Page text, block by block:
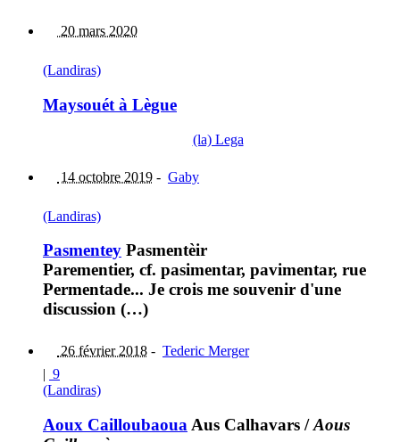
20 mars 2020
(Landiras)
Maysouét à Lègue
(la) Lega
14 octobre 2019 - Gaby
(Landiras)
Pasmentey Pasmentèir
Parementier, cf. pasimentar, pavimentar, rue
Permentade... Je crois me souvenir d'une
discussion (…)
26 février 2018 - Tederic Merger
| 9
(Landiras)
Aoux Cailloubaoua Aus Calhavars /Aous